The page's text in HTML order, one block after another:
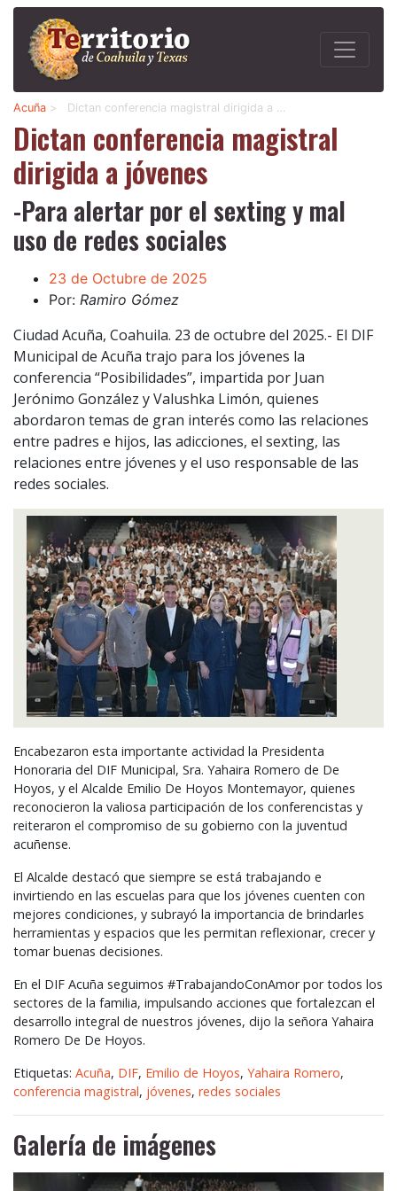
Acuña > Dictan conferencia magistral dirigida a …
Dictan conferencia magistral
dirigida a jóvenes
-Para alertar por el sexting y mal
uso de redes sociales
23 de Octubre de 2025
Por: Ramiro Gómez
Ciudad Acuña, Coahuila. 23 de octubre del 2025.- El DIF
Municipal de Acuña trajo para los jóvenes la
conferencia “Posibilidades”, impartida por Juan
Jerónimo González y Valushka Limón, quienes
abordaron temas de gran interés como las relaciones
entre padres e hijos, las adicciones, el sexting, las
relaciones entre jóvenes y el uso responsable de las
redes sociales.
Encabezaron esta importante actividad la Presidenta
Honoraria del DIF Municipal, Sra. Yahaira Romero de De
Hoyos, y el Alcalde Emilio De Hoyos Montemayor, quienes
reconocieron la valiosa participación de los conferencistas y
reiteraron el compromiso de su gobierno con la juventud
acuñense.
El Alcalde destacó que siempre se está trabajando e
invirtiendo en las escuelas para que los jóvenes cuenten con
mejores condiciones, y subrayó la importancia de brindarles
herramientas y espacios que les permitan reflexionar, crecer y
tomar buenas decisiones.
En el DIF Acuña seguimos #TrabajandoConAmor por todos los
sectores de la familia, impulsando acciones que fortalezcan el
desarrollo integral de nuestros jóvenes, dijo la señora Yahaira
Romero De De Hoyos.
Etiquetas: Acuña, DIF, Emilio de Hoyos, Yahaira Romero,
conferencia magistral, jóvenes, redes sociales
Galería de imágenes